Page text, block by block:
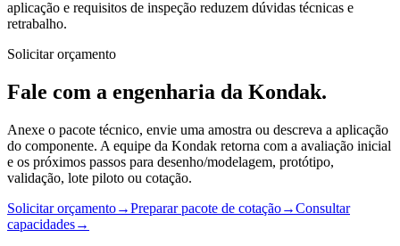
aplicação e requisitos de inspeção reduzem dúvidas técnicas e
retrabalho.
Solicitar orçamento
Fale com a engenharia da Kondak.
Anexe o pacote técnico, envie uma amostra ou descreva a aplicação
do componente. A equipe da Kondak retorna com a avaliação inicial
e os próximos passos para desenho/modelagem, protótipo,
validação, lote piloto ou cotação.
Solicitar orçamento→Preparar pacote de cotação→Consultar
capacidades→